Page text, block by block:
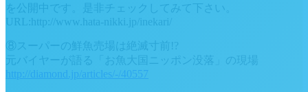
を公開中です。是非チェックしてみて下さい。
URL:http://www.hata-nikki.jp/inekari/
⑧スーパーの鮮魚売場は絶滅寸前!?
元バイヤーが語る「お魚大国ニッポン没落」の現場
http://diamond.jp/articles/-/40557